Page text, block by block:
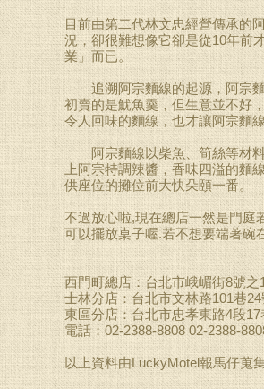
目前由第二代林文忠經營傳承的
況，卻很難想像它卻是從10年前
業」而已。
追溯阿宗麵線的起源，阿宗麵
初賣的是魷魚羹，但生意並不好
令人回味的麵線，也才讓阿宗麵
阿宗麵線以柴魚、筍絲等材料
上阿宗特調辣醬，香味四溢的麵
供座位的攤位前大快朵頤一番。
不過放心啦,現在總店一然是門庭
可以擺放桌子喔.若不想要端著碗
西門町總店：台北市峨嵋街8號之
士林分店：台北市文林路101巷
東區分店：台北市忠孝東路4段17
電話：02-2388-8808 02-2388-
以上資料由LuckyMotel報馬仔蒐